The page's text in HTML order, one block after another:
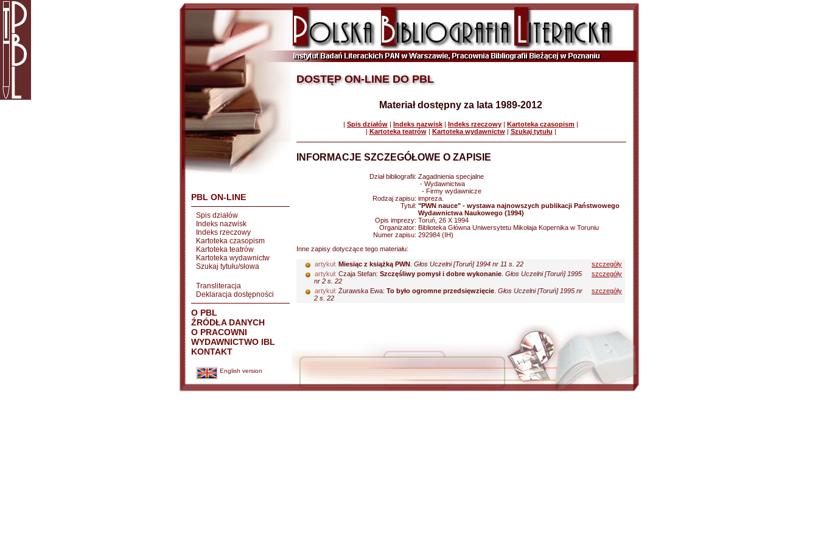
PBL ON-LINE
Spis działów
Indeks nazwisk
Indeks rzeczowy
Kartoteka czasopism
Kartoteka teatrów
Kartoteka wydawnictw
Szukaj tytułu/słowa
Transliteracja
Deklaracja dostępności
O PBL
ŹRÓDŁA DANYCH
O PRACOWNI
WYDAWNICTWO IBL
KONTAKT
English version
DOSTĘP ON-LINE DO PBL
Materiał dostępny za lata 1989-2012
| Spis działów | Indeks nazwisk | Indeks rzeczowy | Kartoteka czasopism |
| Kartoteka teatrów| Kartoteka wydawnictw| Szukaj tytułu |
INFORMACJE SZCZEGÓŁOWE O ZAPISIE
Dział bibliografii: Zagadnienia specjalne
- Wydawnictwa
- Firmy wydawnicze
Rodzaj zapisu: impreza.
Tytuł: "PWN nauce" - wystawa najnowszych publikacji Państwowego
Wydawnictwa Naukowego (1994)
Opis imprezy: Toruń, 26 X 1994
Organizator: Biblioteka Główna Uniwersytetu Mikołaja Kopernika w Toruniu
Numer zapisu: 292984 (IH)
Inne zapisy dotyczące tego materiału:
artykuł: Miesiąc z książką PWN Głos Uczelni [Toruń] 1994 nr 11 s. 22
szczegóły
artykuł: Czaja Stefan: Szczęśliwy pomysł i dobre wykonanie Głos Uczelni [Toruń] 1995
nr 2 s. 22
szczegóły
artykuł: Żurawska Ewa: To było ogromne przedsięwzięcie Głos Uczelni [Toruń] 1995 nr
2 s. 22
szczegóły